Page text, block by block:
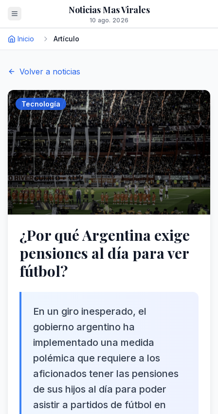
Noticias Mas Virales
10 ago. 2026
Inicio Artículo
Volver a noticias
Tecnología
¿Por qué Argentina exige
pensiones al día para ver
fútbol?
En un giro inesperado, el
gobierno argentino ha
implementado una medida
polémica que requiere a los
aficionados tener las pensiones
de sus hijos al día para poder
asistir a partidos de fútbol en